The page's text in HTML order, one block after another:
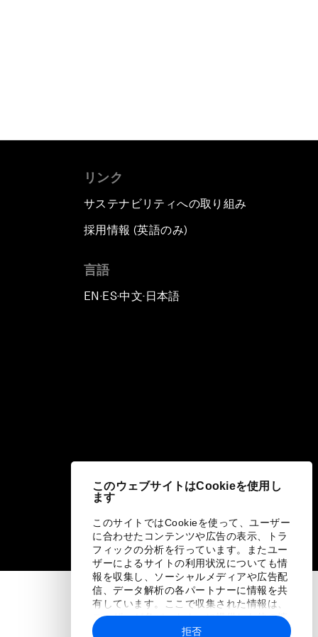
このウェブサイトはCookieを使用し
ます
このサイトではCookieを使って、ユーザー
に合わせたコンテンツや広告の表示、トラ
フィックの分析を行っています。またユー
ザーによるサイトの利用状況についても情
報を収集し、ソーシャルメディアや広告配
信、データ解析の各パートナーに情報を共
有しています。ここで収集された情報は、
ユーザーが各パートナーに提供した他の情
報や各パートナーのサービスを使用した際
拒否
リンク
サステナビリティへの取り組み
採用情報 (英語のみ)
言語
EN ▪ES▪中文▪ 日本語